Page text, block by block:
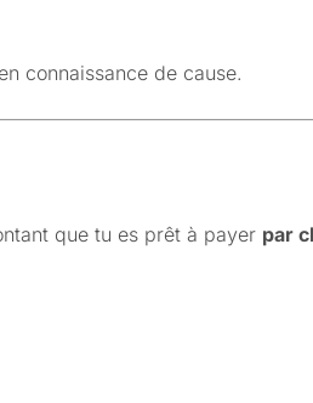
connaissance de cause.
que tu es prêt à payer par